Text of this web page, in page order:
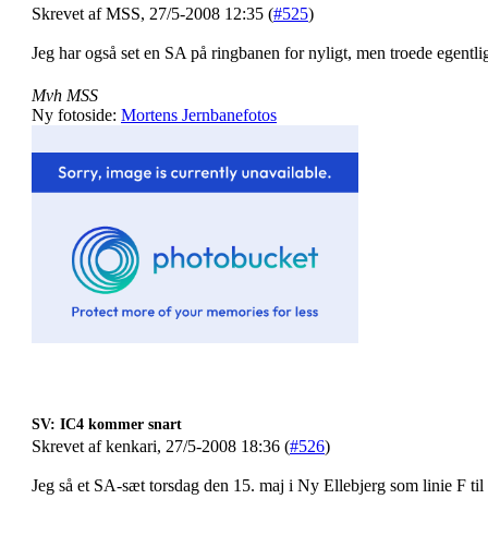
Skrevet af MSS, 27/5-2008 12:35 (#525)
Jeg har også set en SA på ringbanen for nyligt, men troede
Mvh MSS
Ny fotoside: Mortens Jernbanefotos
SV: IC4 kommer snart
Skrevet af kenkari, 27/5-2008 18:36 (#526)
Jeg så et SA-sæt torsdag den 15. maj i Ny Ellebjerg som linie F